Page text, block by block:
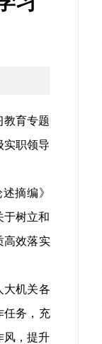
教育专题
实职领导
摘编》
于树立和
高效落实
大机关各
任务，充
风，提升